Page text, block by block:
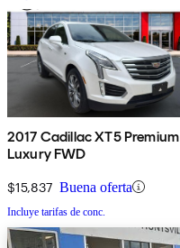
2017 Cadillac XT5 Premium
Luxury FWD
$15,837 Buena oferta
Incluye tarifas de conc.